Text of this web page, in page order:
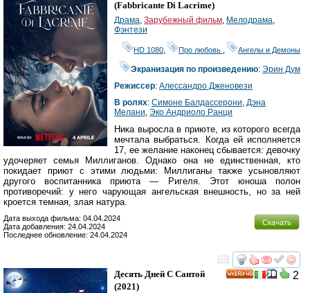
(Fabbricante Di Lacrime)
Драма Зарубежный фильм Мелодрама
Фэнтези
HD 1080 Про любовь Ангелы и Демоны
Экранизация по произведению:Эрин Дум
Режиссер: Алессандро Дженовези
В ролях: Симоне Балдассерони Дэна
Мелани Эко Андриоло Ранци
Ника выросла в приюте, из которого всегда
мечтала выбраться. Когда ей исполняется
17, ее желание наконец сбывается: девочку
удочеряет семья Миллиганов. Однако она не единственная, кто
покидает приют с этими людьми: Миллиганы также усыновляют
другого воспитанника приюта — Ригеля. Этот юноша полон
противоречий: у него чарующая ангельская внешность, но за ней
кроется темная, злая натура.
Скачать
Дата выхода фильма: 04.04.2024
Дата добавления: 24.04.2024
Последнее обновление: 24.04.2024
смотреть
2
Десять Дней С Сантой
(2021)